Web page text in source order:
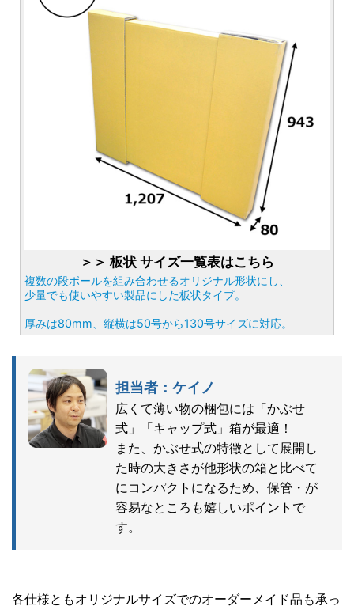
＞＞ 板状 サイズ一覧表はこちら
複数の段ボールを組み合わせるオリジナル形状にし、
少量でも使いやすい製品にした板状タイプ。
厚みは80mm、縦横は50号から130号サイズに対応。
担当者：ケイノ
広くて薄い物の梱包には「かぶせ
式」「キャップ式」箱が最適！
また、かぶせ式の特徴として展開し
た時の大きさが他形状の箱と比べて
にコンパクトになるため、保管・が
容易なところも嬉しいポイントで
す。
各仕様ともオリジナルサイズでのオーダーメイド品も承っ